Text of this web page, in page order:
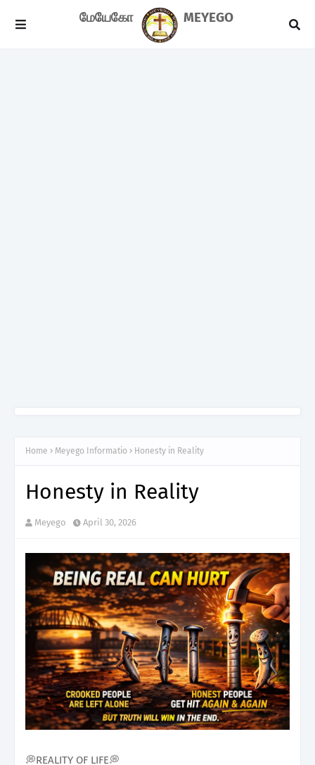
மேயேகோ MEYEGO
Home Meyego Informatio Honesty in Reality
Honesty in Reality
Meyego April 30, 2026
💭REALITY OF LIFE💭